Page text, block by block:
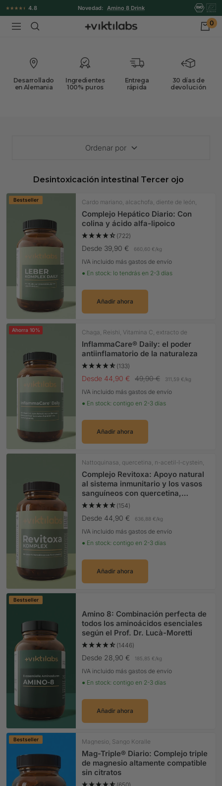
directamente
4.8 Novedad: Amino 8 Drink
Navigación Viktilabs 0
Desarrollado
en Alemania
Ingredientes
100% puros
Entrega
rápida
30 días de
devolución
Ordenar por
Desintoxicación intestinal Tercer ojo
Bestseller
Cardo mariano, alcachofa, diente de león,
Complejo Hepático Diario: Con
colina y ácido alfa-lipoico
(722)
Precio Oferta
Desde 39,90 € 660,60 €/kg
IVA incluido más gastos de envío
● En stock: lo tendrás en 2-3 días
Añadir ahora
Ahorra 10%
Chaga, Reishi, Vitamina C, extracto de
InflammaCare® Daily: el poder
antiinflamatorio de la naturaleza
(133)
Precio Oferta
Desde 44,90 € Precio normal
49,90 € 311,59 €/kg
IVA incluido más gastos de envío
● En stock: contigo en 2-3 días
Añadir ahora
Nattoquinasa, quercetina, n-acetil-l-cystein,
Complejo Revitoxa: Apoyo natural
al sistema inmunitario y los vasos
sanguíneos con quercetina,
vitamina C* y nattocinasa
(154)
Precio Oferta
Desde 44,90 € 636,88 €/kg
IVA incluido más gastos de envío
● En stock: contigo en 2-3 días
Añadir ahora
Bestseller
Amino 8: Combinación perfecta de
todos los aminoácidos esenciales
según el Prof. Dr. Lucà-Moretti
(1446)
Precio Oferta
Desde 28,90 € 185,85 €/kg
IVA incluido más gastos de envío
● En stock: contigo en 2-3 días
Añadir ahora
Bestseller Magnesio, Sango Koralle
Mag-Triple® Diario: Complejo triple
de magnesio altamente compatible
sin citratos